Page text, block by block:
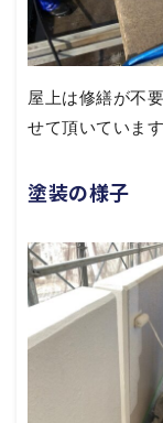
屋上は修繕が不
せて頂いています
塗装の様子